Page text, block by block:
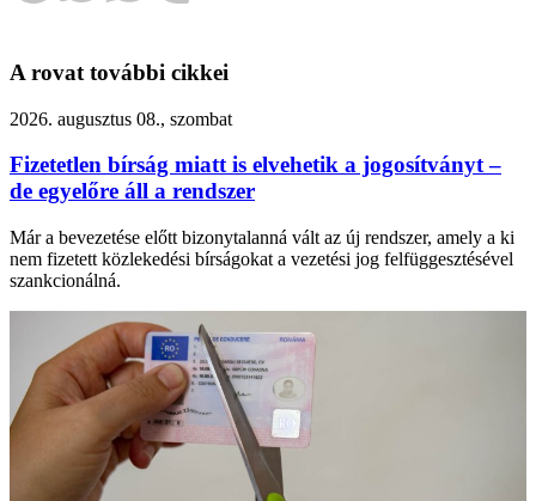
A rovat további cikkei
2026. augusztus 08., szombat
Fizetetlen bírság miatt is elvehetik a jogosítványt –
de egyelőre áll a rendszer
Már a bevezetése előtt bizonytalanná vált az új rendszer, amely a ki
nem fizetett közlekedési bírságokat a vezetési jog felfüggesztésével
szankcionálná.